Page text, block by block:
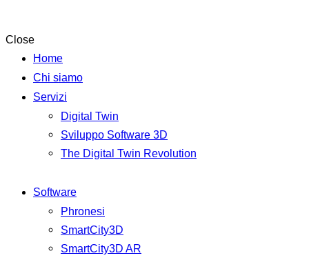
Close
Home
Chi siamo
Servizi
Digital Twin
Sviluppo Software 3D
The Digital Twin Revolution
Software
Phronesi
SmartCity3D
SmartCity3D AR